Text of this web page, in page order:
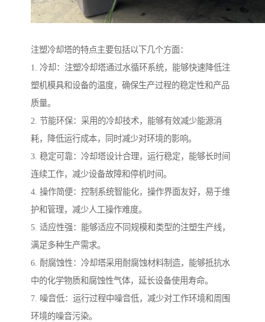
注塑冷却塔的特点主要包括以下几个方面：
1. 冷却：注塑冷却塔通过水循环系统，能够快速降低注
塑机模具和设备的温度，确保生产过程的稳定性和产品
质量。
2. 节能环保：采用的冷却技术，能够有效减少能源消
耗，降低运行成本，同时减少对环境的影响。
3. 稳定可靠：冷却塔设计合理，运行稳定，能够长时间
连续工作，减少设备故障和停机时间。
4. 操作简便：控制系统智能化，操作界面友好，易于维
护和管理，减少人工操作难度。
5. 适应性强：能够适应不同规模和类型的注塑生产线，
满足多种生产需求。
6. 耐腐蚀性：冷却塔采用耐腐蚀材料制造，能够抵抗水
中的化学物质和腐蚀性气体，延长设备使用寿命。
7. 噪音低：运行过程中噪音低，减少对工作环境和周围
环境的噪音污染。